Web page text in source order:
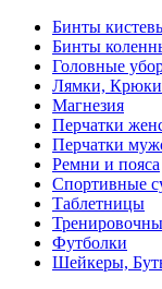
Бинты
Бинты
Головные
Лямки, Крюки
Магнезия
Перчатки
Перчатки
Ремни и пояса
Спортивные
Таблетницы
Футболки
Шейкеры,